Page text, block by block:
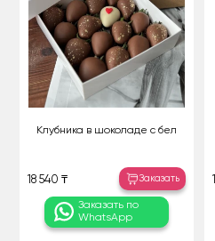
Клубника в шоколаде с бел
18 540 ₸ Заказать
Заказать по
WhatsApp